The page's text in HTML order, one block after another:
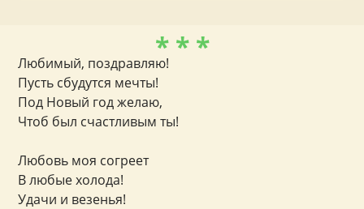
* * *
Любимый, поздравляю!
Пусть сбудутся мечты!
Под Новый год желаю,
Чтоб был счастливым ты!
Любовь моя согреет
В любые холода!
Удачи и везенья!